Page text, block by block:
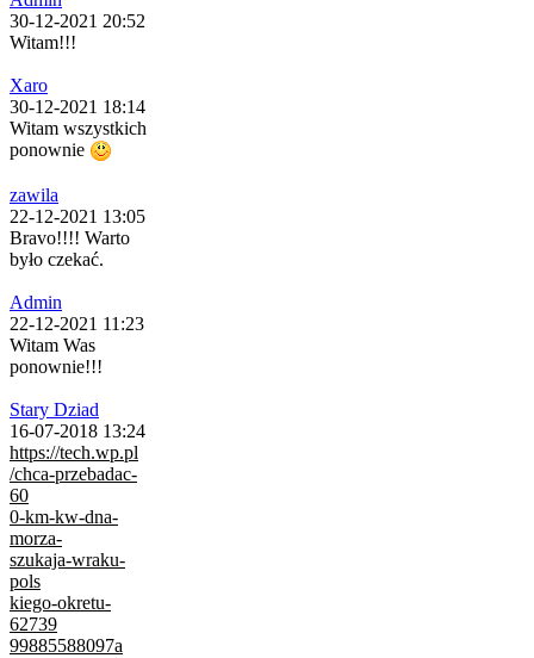
30-12-2021 20:52
Witam!!!
Xaro
30-12-2021 18:14
Witam wszystkich
ponownie
zawila
22-12-2021 13:05
Bravo!!!! Warto
było czekać.
Admin
22-12-2021 11:23
Witam Was
ponownie!!!
Stary Dziad
16-07-2018 13:24
https://tech.wp.pl
/chca-przebadac-
60
0-km-kw-dna-
morza-
szukaja-wraku-
pols
kiego-okretu-
62739
99885588097a